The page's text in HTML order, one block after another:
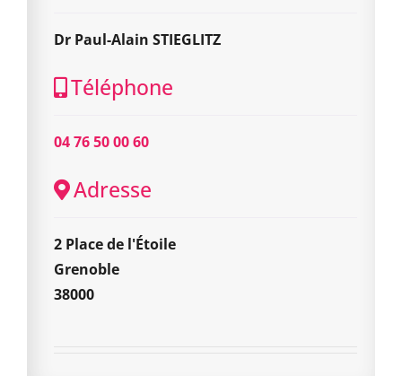
Dr Paul-Alain STIEGLITZ
Téléphone
04 76 50 00 60
Adresse
2 Place de l'Étoile
Grenoble
38000